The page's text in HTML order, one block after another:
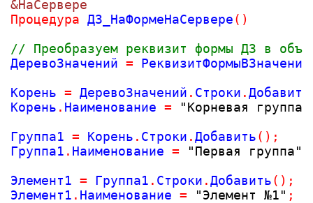
&НаСервере
Процедура ДЗ_НаФормеНаСервере( )
// Преобразуем реквизит формы ДЗ в
ДеревоЗначений = РеквизитФормыВЗначение
Корень = ДеревоЗначений . Строки .Добавить
Корень . Наименование = "Корневая группа"
Группа1 = Корень . Строки .Добавить( ) ;
Группа1 . Наименование = "Первая группа"
Элемент1 = Группа1 . Строки .Добавить( ) ;
Элемент1 . Наименование = "Элемент №1" ;